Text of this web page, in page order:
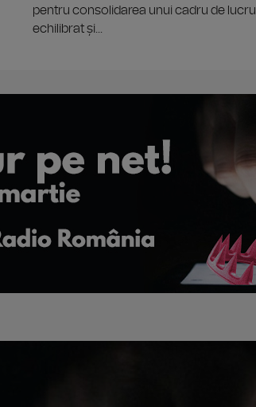
pentru consolidarea unui cadru de lucru
echilibrat și...